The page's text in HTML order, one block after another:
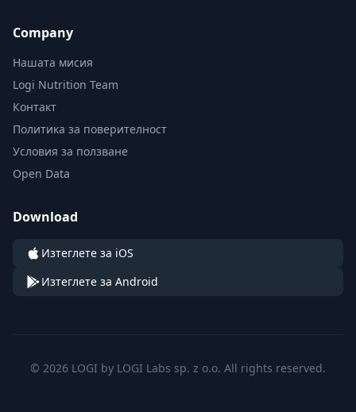
Company
Нашата мисия
Logi Nutrition Team
Контакт
Политика за поверителност
Условия за ползване
Open Data
Download
Изтеглете за iOS
Изтеглете за Android
© 2026 LOGI by LOGI Labs sp. z o.o. All rights reserved.